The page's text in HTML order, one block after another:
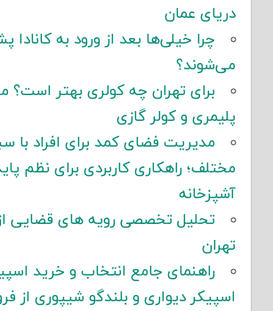
دریای عمان
چرا خیلی‌ها بعد از ورود به کانادا
می‌شوند؟
برای تهران چه کولری بهتر است؟
پلیمری و کولر گازی
مدیریت فضای کمد برای افراد با
مختلف؛ راهکاری کاربردی برای نظم
آشپزخانه
تحلیل تخصصی رویه های قضایی
تهران
راهنمای جامع انتخاب و خرید
اسپیکر دیواری و بلندگو شیپوری از